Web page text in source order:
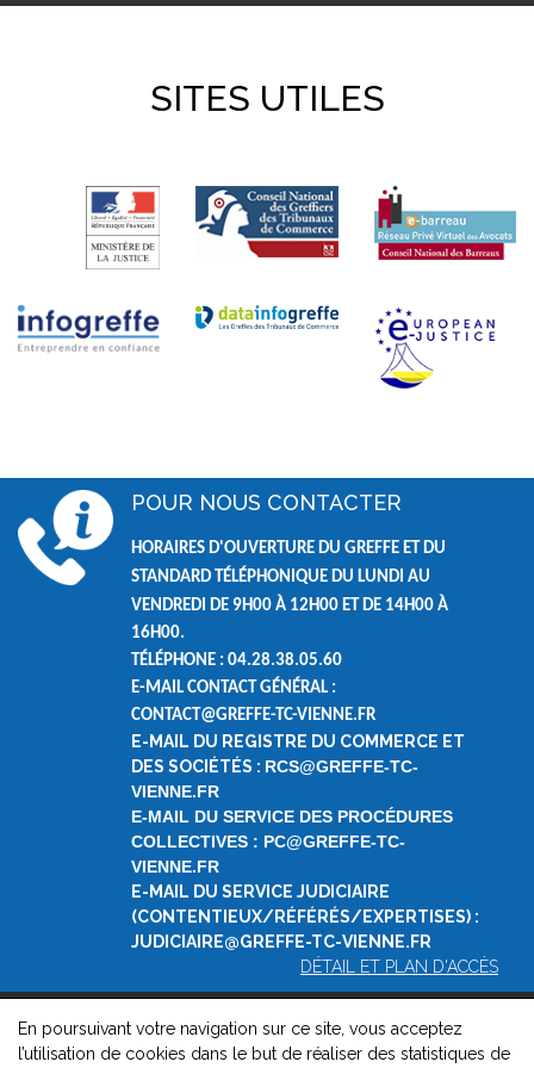
SITES UTILES
POUR NOUS CONTACTER
HORAIRES D'OUVERTURE DU GREFFE ET DU
STANDARD TÉLÉPHONIQUE DU LUNDI AU
VENDREDI DE 9H00 À 12H00 ET DE 14H00 À
16H00.
TÉLÉPHONE : 04.28.38.05.60
E-MAIL CONTACT GÉNÉRAL :
CONTACT@GREFFE-TC-VIENNE.FR
E-MAIL DU REGISTRE DU COMMERCE ET
DES SOCIÉTÉS : RCS@GREFFE-TC-
VIENNE.FR
E-MAIL DU SERVICE DES PROCÉDURES
COLLECTIVES : PC@GREFFE-TC-
VIENNE.FR
E-MAIL DU SERVICE JUDICIAIRE
(CONTENTIEUX/RÉFÉRÉS/EXPERTISES) :
JUDICIAIRE@GREFFE-TC-VIENNE.FR
DÉTAIL ET PLAN D'ACCÈS
© 2026, Greffe du Tribunal de Commerce de Vienne -Mentions
En poursuivant votre navigation sur ce site, vous acceptez
l’utilisation de cookies dans le but de réaliser des statistiques de